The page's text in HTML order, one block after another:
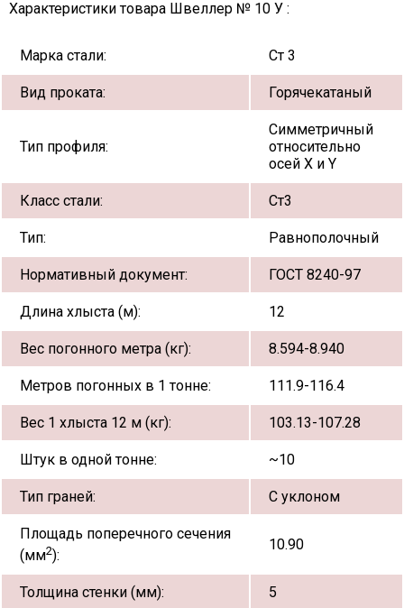
Характеристики товара Швеллер № 10 У :
Марка стали: Ст 3
Вид проката: Горячекатаный
Тип профиля:
Симметричный
относительно
осей X и Y
Класс стали: Ст3
Тип: Равнополочный
Нормативный документ: ГОСТ 8240-97
Длина хлыста (м): 12
Вес погонного метра (кг): 8.594-8.940
Метров погонных в 1 тонне: 111.9-116.4
Вес 1 хлыста 12 м (кг): 103.13-107.28
Штук в одной тонне: ~10
Тип граней: С уклоном
Площадь поперечного сечения
(мм2):
10.90
Толщина стенки (мм): 5